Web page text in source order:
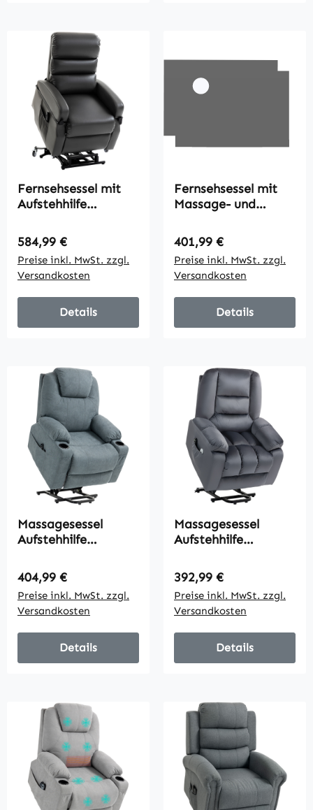
Fernsehsessel mit
Aufstehhilfe
Relaxsessel mit
Fernbedienung,
Fußstütze,
Liegefunktion,
Dunkelgrau
Regulärer Preis:
584,99 €
Preise inkl. MwSt. zzgl.
Versandkosten
Details
Fernsehsessel mit
Massage- und
Elektrischer
Aufsteh-Sessel,
Fernbedienung,
Seitentaschen, Grau
Regulärer Preis:
401,99 €
Preise inkl. MwSt. zzgl.
Versandkosten
Details
Massagesessel
Aufstehhilfe
Massagepunkte,
Seitentaschen,
Fernbedienung, 90L
x 101B x 107 cm,
Grau
Regulärer Preis:
404,99 €
Preise inkl. MwSt. zzgl.
Versandkosten
Details
Massagesessel
Aufstehhilfe
Relaxsessel, 8
Massagepunkte, 2
Seitentaschen, 85
cm x 94 cm x
107cm, Grau
Regulärer Preis:
392,99 €
Preise inkl. MwSt. zzgl.
Versandkosten
Details